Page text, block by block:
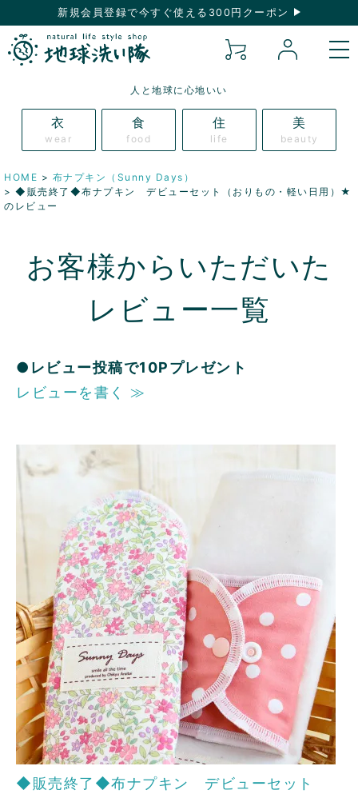
新規会員登録で今すぐ使える300円クーポン
人と地球に心地いい
衣
wear
食
food
住
life
美
beauty
HOME
布ナプキン（Sunny Days）
◆販売終了◆布ナプキン デビューセット（おりもの・軽い日用）★
のレビュー
お客様からいただいた
レビュー一覧
●レビュー投稿で10Pプレゼント
レビューを書く ≫
◆販売終了◆布ナプキン デビューセット